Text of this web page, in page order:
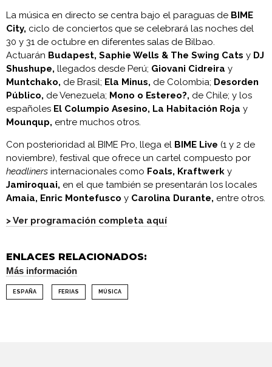
La música en directo se centra bajo el paraguas de BIME
City, ciclo de conciertos que se celebrará las noches del
30 y 31 de octubre en diferentes salas de Bilbao.
Actuarán Budapest, Saphie Wells & The Swing Cats y DJ
Shushupe, llegados desde Perú; Giovani Cidreira y
Muntchako, de Brasil; Ela Minus, de Colombia; Desorden
Público, de Venezuela; Mono o Estereo?, de Chile; y los
españoles El Columpio Asesino, La Habitación Roja y
Mounqup, entre muchos otros.
Con posterioridad al BIME Pro, llega el BIME Live (1 y 2 de
noviembre), festival que ofrece un cartel compuesto por
headliners internacionales como Foals, Kraftwerk y
Jamiroquai, en el que también se presentarán los locales
Amaia, Enric Montefusco y Carolina Durante, entre otros.
> Ver programación completa aquí
ENLACES RELACIONADOS:
Más información
ESPAÑA FERIAS MÚSICA